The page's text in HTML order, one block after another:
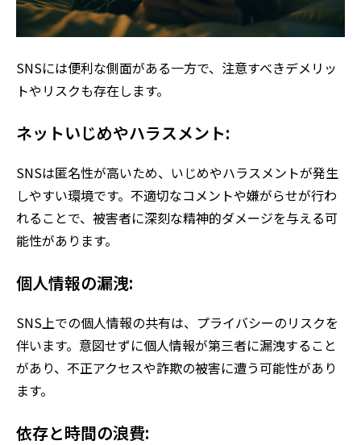
SNSには便利な側面がある一方で、注意すべきデメリッ
トやリスクも存在します。
ネットいじめやハラスメント:
SNSは匿名性が高いため、いじめやハラスメントが発生
しやすい環境です。不適切なコメントや嫌がらせが行わ
れることで、被害者に深刻な精神的ダメージを与える可
能性があります。
個人情報の漏洩:
SNS上での個人情報の共有は、プライバシーのリスクを
伴います。意図せずに個人情報が第三者に漏洩すること
があり、不正アクセスや詐欺の被害に遭う可能性があり
ます。
依存と時間の浪費: